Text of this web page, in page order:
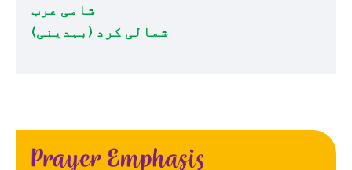
شامی عرب
شمالی کرد (بہدینی)